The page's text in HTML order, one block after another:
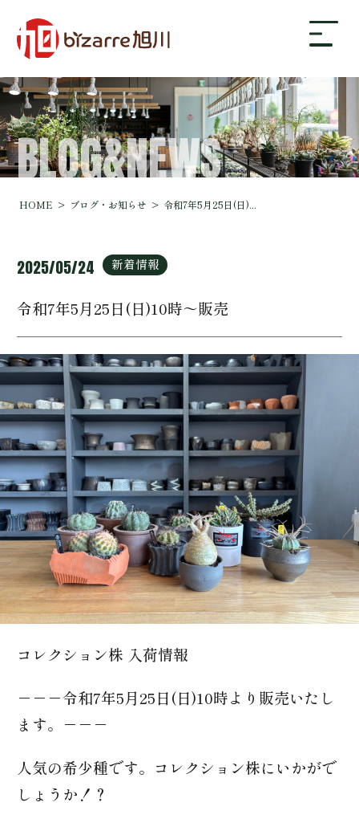
bizarre旭川について
ギャラリー
店舗案内・アクセス
ブログ・お知らせ
0166-74-3633
BLOG&NEWS
HOME ブログ・お知らせ 令和7年5月25日(日)...
2025/05/24 新着情報
令和7年5月25日(日)10時～販売
コレクション株 入荷情報
－－－令和7年5月25日(日)10時より販売いたし
ます。－－－
人気の希少種です。コレクション株にいかがで
しょうか！？